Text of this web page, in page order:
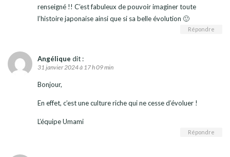
renseigné !! C’est fabuleux de pouvoir imaginer toute
l’histoire japonaise ainsi que si sa belle évolution 🙂
Répondre
Angélique dit :
31 janvier 2024 à 17 h 09 min
Bonjour,
En effet, c’est une culture riche qui ne cesse d’évoluer !
L’équipe Umami
Répondre